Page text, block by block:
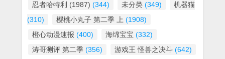
忍者哈特利 (1987) (344) 未分类 (349)
机器猫
(310)
樱桃小丸子 第二季 上 (1908)
橙心动漫速报 (400) 海绵宝宝 (332)
涛哥测评 第二季 (356) 游戏王 怪兽之决斗 (642)